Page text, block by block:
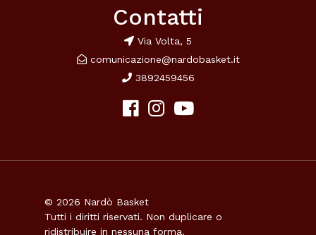
Contatti
Via Volta, 5
comunicazione@nardobasket.it
3892459456
© 2026 Nardò Basket
Tutti i diritti riservati. Non duplicare o
ridistribuire in nessuna forma.